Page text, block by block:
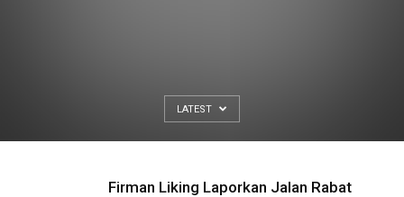
LATEST
Firman Liking Laporkan Jalan Rabat